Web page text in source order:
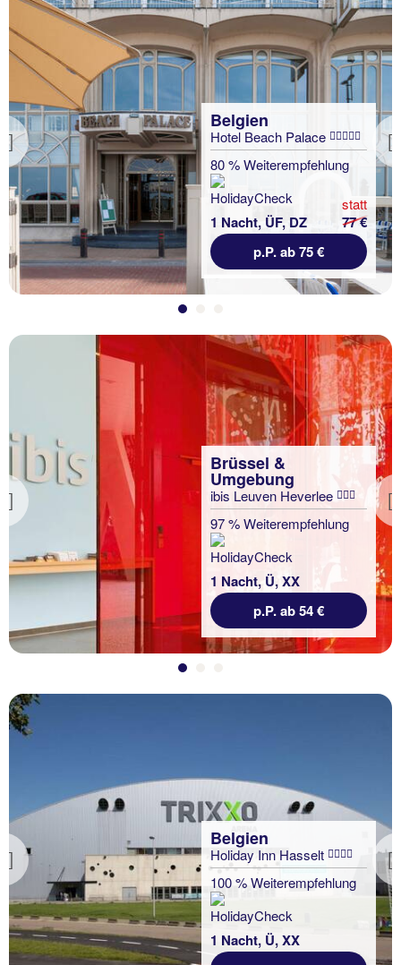
Previous
Belgien
Hotel Beach Palace
80 % Weiterempfehlung
1 Nacht, ÜF, DZ
statt
77 €
p.P. ab 75 €
Previous
Brüssel &
Umgebung
ibis Leuven Heverlee
97 % Weiterempfehlung
1 Nacht, Ü, XX
p.P. ab 54 €
Previous
Belgien
Holiday Inn Hasselt
100 % Weiterempfehlung
1 Nacht, Ü, XX